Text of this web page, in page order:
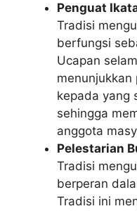
Penguat
Tradisi
berfungsi
Ucapan
menunjukkan
kepada yang
sehingga
anggota
Pelestarian
Tradisi
berperan
Tradisi ini